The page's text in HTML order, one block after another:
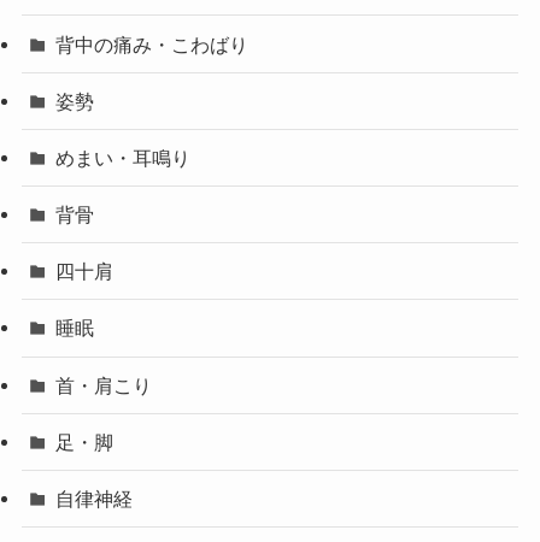
背中の痛み・こわばり
姿勢
めまい・耳鳴り
背骨
四十肩
睡眠
首・肩こり
足・脚
自律神経